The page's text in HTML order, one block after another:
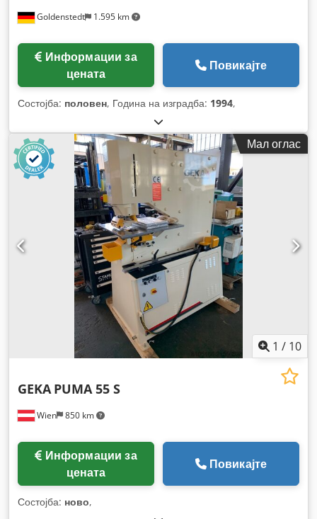
Goldenstedt 1.595 km
цената
Повикајте
Состојба: половен, Година на изградба: 1994,
Мал оглас
1 / 10
Wien 850 km
GEKA PUMA 55 S
цената
Повикајте
Состојба: ново,